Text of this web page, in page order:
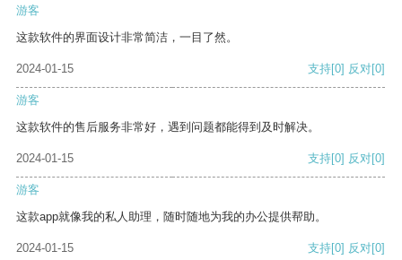
游客
这款软件的界面设计非常简洁，一目了然。
2024-01-15 支持[0] 反对[0]
游客
这款软件的售后服务非常好，遇到问题都能得到及时解决。
2024-01-15 支持[0] 反对[0]
游客
这款app就像我的私人助理，随时随地为我的办公提供帮助。
2024-01-15 支持[0] 反对[0]